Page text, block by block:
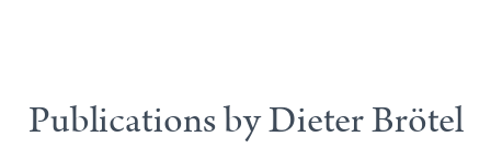
Publications by Dieter Brötel